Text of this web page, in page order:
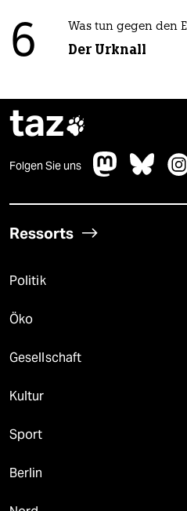
6 Was tun gegen den
Der Urknall
taz
Folgen Sie uns
Ressorts
Politik
Öko
Gesellschaft
Kultur
Sport
Berlin